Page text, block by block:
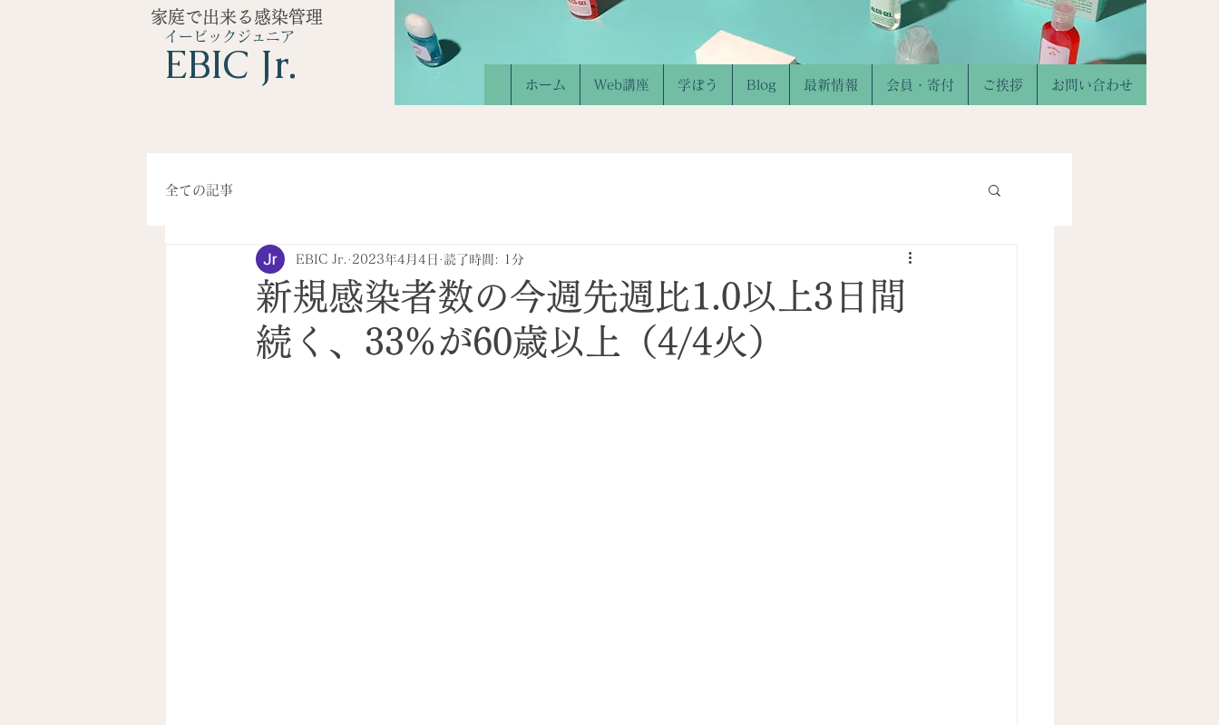
イービックジュニア
​EBIC Jr.
家庭で出来る感染管理
ホーム Web講座 学ぼう Blog 最新情報 会員・寄付 ご挨拶 お問い合わせ
全ての記事
新規感染者数の今週先週比1.0以上3日間
続く、33%が60歳以上（4/4火）
EBIC Jr. 2023年4月4日 読了時間: 1分